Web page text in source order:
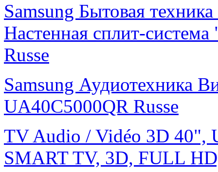
Samsung Бытовая
Настенная сплит-
Russe
Samsung Аудиотехника
UA40C5000QR Russe
TV Audio / Vidéo 3D 40",
SMART TV, 3D, FULL